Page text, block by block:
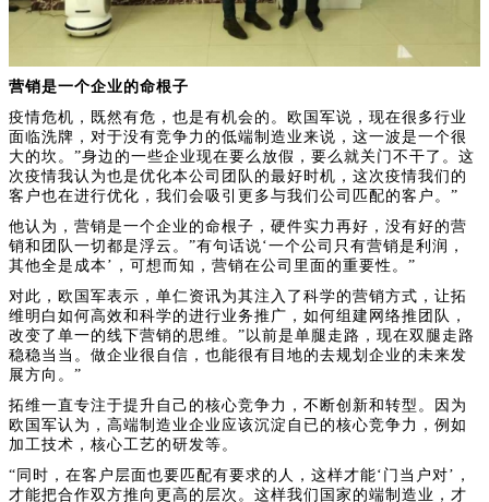
营销是一个企业的命根子
疫情危机，既然有危，也是有机会的。欧国军说，现在很多行业
面临洗牌，对于没有竞争力的低端制造业来说，这一波是一个很
大的坎。”身边的一些企业现在要么放假，要么就关门不干了。这
次疫情我认为也是优化本公司团队的最好时机，这次疫情我们的
客户也在进行优化，我们会吸引更多与我们公司匹配的客户。”
他认为，营销是一个企业的命根子，硬件实力再好，没有好的营
销和团队一切都是浮云。”有句话说‘一个公司只有营销是利润，
其他全是成本’，可想而知，营销在公司里面的重要性。”
对此，欧国军表示，单仁资讯为其注入了科学的营销方式，让拓
维明白如何高效和科学的进行业务推广，如何组建网络推团队，
改变了单一的线下营销的思维。”以前是单腿走路，现在双腿走路
稳稳当当。做企业很自信，也能很有目地的去规划企业的未来发
展方向。”
拓维一直专注于提升自己的核心竞争力，不断创新和转型。因为
欧国军认为，高端制造业企业应该沉淀自已的核心竞争力，例如
加工技术，核心工艺的研发等。
“同时，在客户层面也要匹配有要求的人，这样才能‘门当户对’，
才能把合作双方推向更高的层次。这样我们国家的端制造业，才